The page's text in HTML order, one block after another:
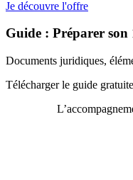
Je découvre l'offre
Guide : Préparer son
Documents juridiques,
Télécharger le guide